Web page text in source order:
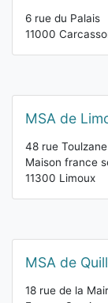
6 rue du Palais
11000
MSA de
48 rue Toulzane
Maison france
11300 Limoux
MSA de
18 rue de la